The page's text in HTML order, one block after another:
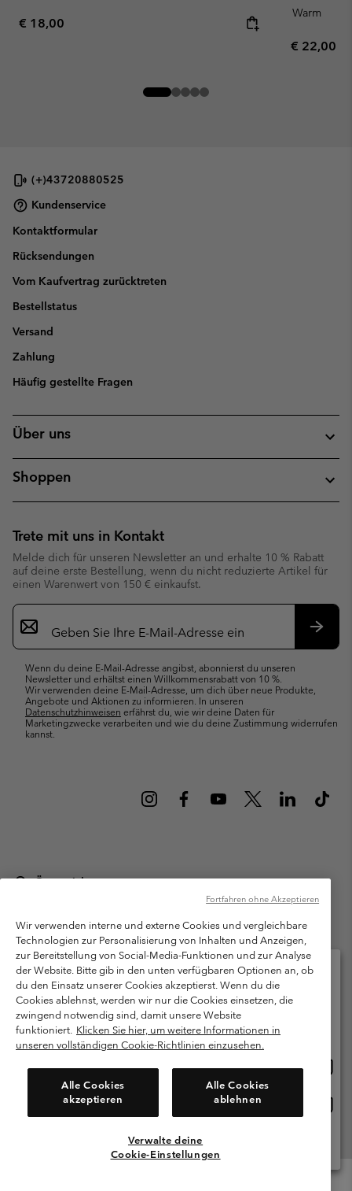
Regular price:
€ 18,00
Warm
Regular
€ 22,00
(+)43720880525
Kundenservice
Kontaktformular
Rücksendungen
Vom Kaufvertrag zurücktreten
Bestellstatus
Versand
Zahlung
Häufig gestellte Fragen
Über uns
Shoppen
Trete mit uns in Kontakt
Melde dich für unseren Newsletter an und erhalte 10 % Rabatt
auf deine erste Bestellung, wenn du nicht reduzierte Artikel für
einen Warenwert von 150 € einkaufst.
Newsletter-
Anmeldung
Wenn du deine E-Mail-Adresse angibst, abonnierst du unseren
Newsletter und erhältst einen Willkommensrabatt von 10 %.
Wir verwenden deine E-Mail-Adresse, um dich über neue Produkte,
Angebote und Aktionen zu informieren. In unseren
Datenschutzhinweisen erfährst du, wie wir deine Daten für
Marketingzwecke verarbeiten und wie du deine Zustimmung widerrufen
kannst.
Österreich
Columbia Sportswear Austria GmbH. Moosfeldstraße 1, 5101
Bergheim, Salzburg Österreich. Alle Rechte vorbehalten.
Nutzungsbedingungen
Allgemeine Verkaufsbedingungen
Garantie
Datenschutzerklärung
Bestimmungen und Bedingungen des Mitglieder Programms
Nutzungsbedingungen Für Nutzergenerierte Inhalte
Cookies
Kundenservice: Mo- Fr. 9:00 - 13:00 & 14:00- 18:00 Uhr
(+)43720880525
Wir verwenden interne und externe Cookies und vergleichbare
Technologien zur Personalisierung von Inhalten und Anzeigen,
zur Bereitstellung von Social-Media-Funktionen und zur Analyse
der Website. Bitte gib in den unten verfügbaren Optionen an, ob
du den Einsatz unserer Cookies akzeptierst. Wenn du die
Cookies ablehnst, werden wir nur die Cookies einsetzen, die
zwingend notwendig sind, damit unsere Website
funktioniert. Klicken Sie hier, um weitere Informationen in
unseren vollständigen Cookie-Richtlinien einzusehen.
Alle Cookies
akzeptieren
Alle Cookies
ablehnen
Verwalte deine
Cookie-Einstellungen
Fortfahren ohne Akzeptieren
Bitte wählen Sie Ihr Lieferland und Ihre Sprache
Online-Einkauf verfügbar
Österreich
Alle Länder Anzeigen